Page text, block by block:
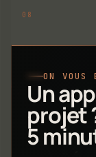
ON VOUS
Un
projet
5